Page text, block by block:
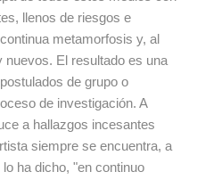
llenos de riesgos e
metamorfosis y, al
El resultado es una
de grupo o
de investigación. A
a hallazgos incesantes
siempre se encuentra, a
ha dicho, "en continuo